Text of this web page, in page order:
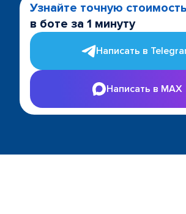
Узнайте точную стоимость
в боте за 1 минуту
Написать в
Написать в MAX